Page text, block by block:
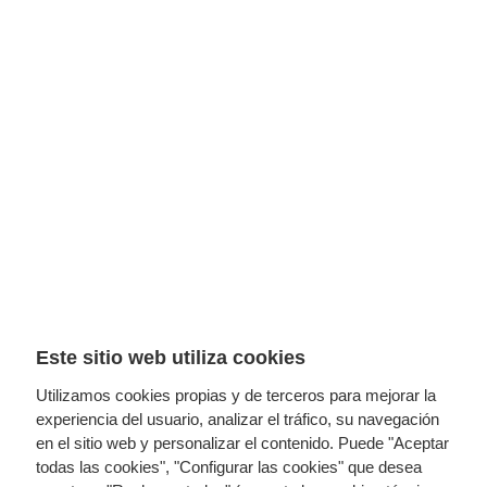
Este sitio web utiliza cookies
Utilizamos cookies propias y de terceros para mejorar la
experiencia del usuario, analizar el tráfico, su navegación
en el sitio web y personalizar el contenido. Puede "Aceptar
todas las cookies", "Configurar las cookies" que desea